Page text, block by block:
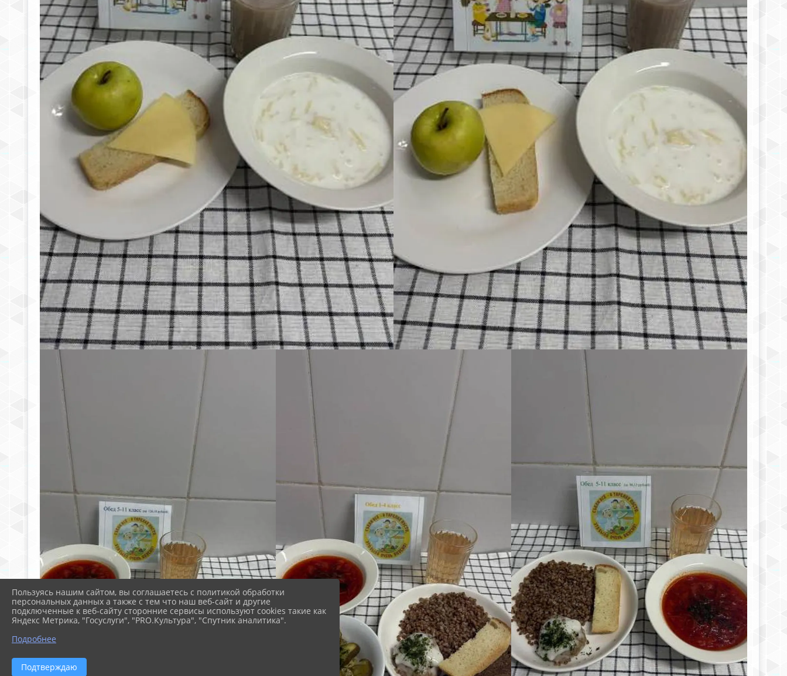
Пользуясь нашим сайтом, вы соглашаетесь с политикой обработки
персональных данных а также с тем что наш веб-сайт и другие
подключенные к веб-сайту сторонние сервисы используют cookies такие как
Яндекс Метрика, "Госуслуги", "PRO.Культура", "Спутник аналитика".
Подробнее
Подтверждаю